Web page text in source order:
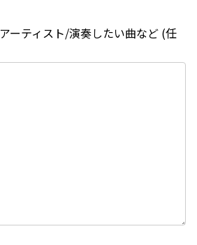
ーティスト/演奏したい曲など (任